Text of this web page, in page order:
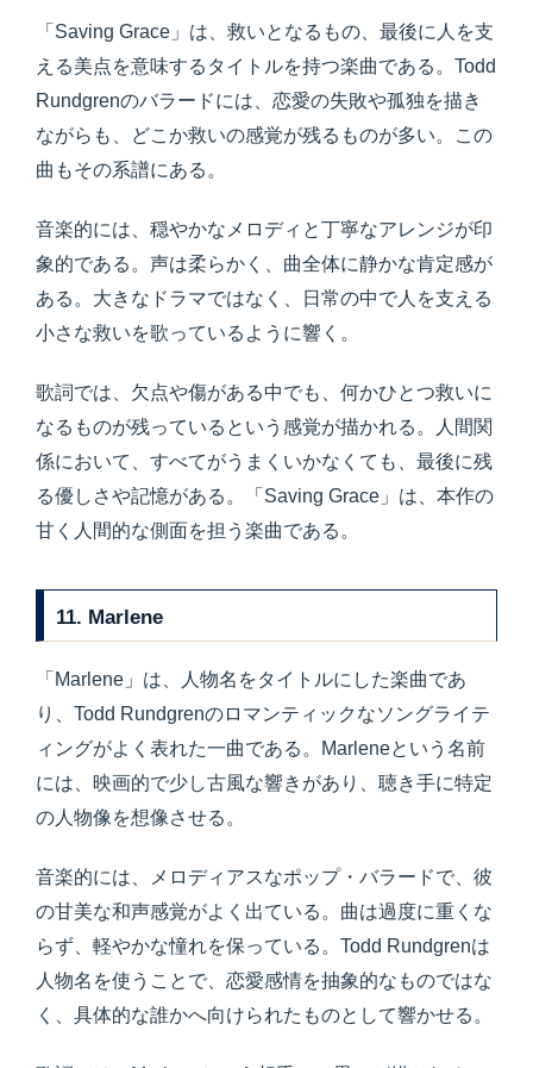
「Saving Grace」は、救いとなるもの、最後に人を支
える美点を意味するタイトルを持つ楽曲である。Todd
Rundgrenのバラードには、恋愛の失敗や孤独を描き
ながらも、どこか救いの感覚が残るものが多い。この
曲もその系譜にある。
音楽的には、穏やかなメロディと丁寧なアレンジが印
象的である。声は柔らかく、曲全体に静かな肯定感が
ある。大きなドラマではなく、日常の中で人を支える
小さな救いを歌っているように響く。
歌詞では、欠点や傷がある中でも、何かひとつ救いに
なるものが残っているという感覚が描かれる。人間関
係において、すべてがうまくいかなくても、最後に残
る優しさや記憶がある。「Saving Grace」は、本作の
甘く人間的な側面を担う楽曲である。
11. Marlene
「Marlene」は、人物名をタイトルにした楽曲であ
り、Todd Rundgrenのロマンティックなソングライテ
ィングがよく表れた一曲である。Marleneという名前
には、映画的で少し古風な響きがあり、聴き手に特定
の人物像を想像させる。
音楽的には、メロディアスなポップ・バラードで、彼
の甘美な和声感覚がよく出ている。曲は過度に重くな
らず、軽やかな憧れを保っている。Todd Rundgrenは
人物名を使うことで、恋愛感情を抽象的なものではな
く、具体的な誰かへ向けられたものとして響かせる。